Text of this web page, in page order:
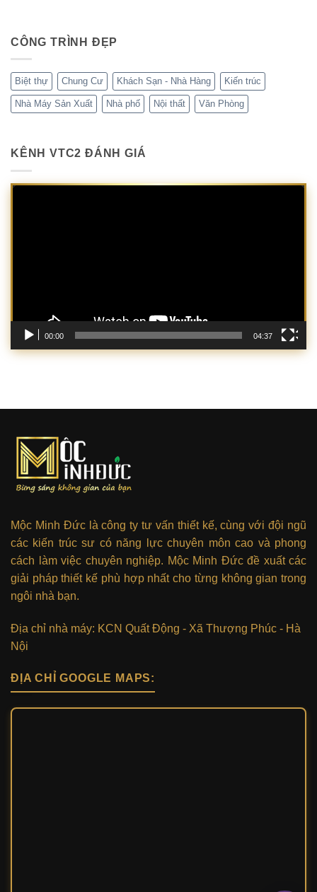
CÔNG TRÌNH ĐẸP
Biệt thự Chung Cư Khách Sạn - Nhà Hàng Kiến trúc
Nhà Máy Sản Xuất Nhà phố Nội thất Văn Phòng
KÊNH VTC2 ĐÁNH GIÁ
Trình
00:00 04:37
Mộc Minh Đức là công ty tư vấn thiết kế, cùng với đội ngũ
các kiến trúc sư có năng lực chuyên môn cao và phong
cách làm việc chuyên nghiệp. Mộc Minh Đức đề xuất các
giải pháp thiết kế phù hợp nhất cho từng không gian trong
ngôi nhà bạn.
Địa chỉ nhà máy: KCN Quất Động - Xã Thượng Phúc - Hà
Nội
ĐỊA CHỈ GOOGLE MAPS: